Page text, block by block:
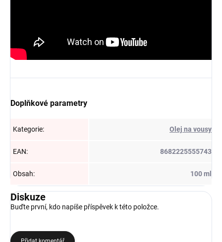
Doplňkové parametry
Kategorie: Olej na vousy
EAN: 8682225555743
Obsah: 100 ml
Diskuze
Buďte první, kdo napíše příspěvek k této položce.